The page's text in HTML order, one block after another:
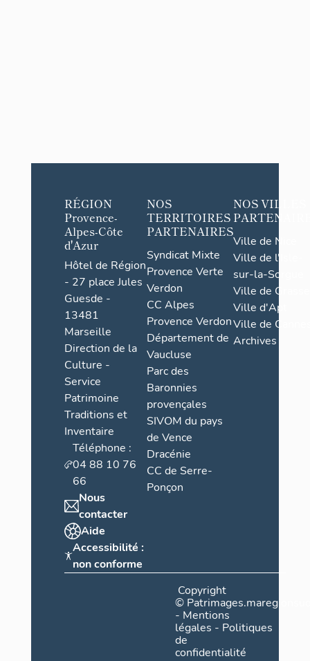
RÉGION
Provence-
Alpes-Côte
d'Azur
Hôtel de Région
- 27 place Jules
Guesde -
13481
Marseille
Direction de la
Culture -
Service
Patrimoine
Traditions et
Inventaire
Téléphone :
04 88 10 76
66
Nous
contacter
Aide
Accessibilité :
non conforme
NOS
TERRITOIRES
PARTENAIRES
Syndicat Mixte
Provence Verte
Verdon
CC Alpes
Provence Verdon
Département de
Vaucluse
Parc des
Baronnies
provençales
SIVOM du pays
de Vence
Dracénie
CC de Serre-
Ponçon
NOS VILLES
Ville de Nice
Ville de l'Isle-
sur-la-Sorgue
Ville de Grasse
Ville d'Apt
Ville de
Archives
Copyright
©
- Mentions
légales - Politiques
de
confidentialité